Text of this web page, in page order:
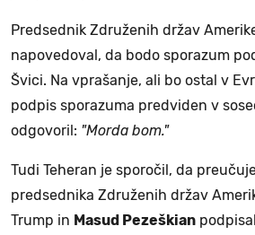
Predsednik Združenih držav
napovedoval, da bodo sporazum
Švici. Na vprašanje, ali bo ostal v
podpis sporazuma predviden v
odgovoril: "Morda bom."
Tudi Teheran je sporočil, da
predsednika Združenih držav
Trump in Masud Pezeškian